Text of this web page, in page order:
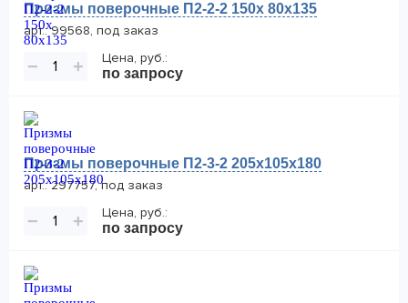
Призмы поверочные П2-2-2 150x 80x135
арт.: 99568, под заказ
− +
Цена, руб.:
по запросу
Призмы поверочные П2-3-2 205x105x180
арт.: 297757, под заказ
− +
Цена, руб.:
по запросу